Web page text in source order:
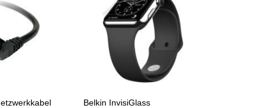
Belkin InvisiGlass